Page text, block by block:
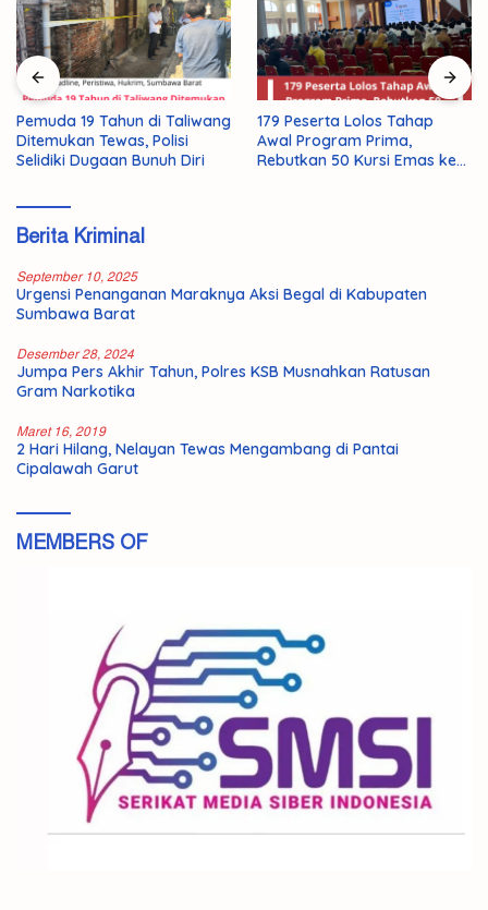
Pemuda 19 Tahun di Taliwang
Ditemukan Tewas, Polisi
Selidiki Dugaan Bunuh Diri
179 Peserta Lolos Tahap
Awal Program Prima,
Rebutkan 50 Kursi Emas ke
Berita Kriminal
September 10, 2025
Urgensi Penanganan Maraknya Aksi Begal di Kabupaten
Sumbawa Barat
Desember 28, 2024
Jumpa Pers Akhir Tahun, Polres KSB Musnahkan Ratusan
Gram Narkotika
Maret 16, 2019
2 Hari Hilang, Nelayan Tewas Mengambang di Pantai
Cipalawah Garut
MEMBERS OF